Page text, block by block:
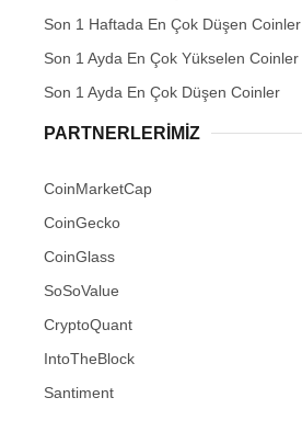
Son 1 Haftada En Çok Düşen Coinler
Son 1 Ayda En Çok Yükselen Coinler
Son 1 Ayda En Çok Düşen Coinler
PARTNERLERIMIZ
CoinMarketCap
CoinGecko
CoinGlass
SoSoValue
CryptoQuant
IntoTheBlock
Santiment